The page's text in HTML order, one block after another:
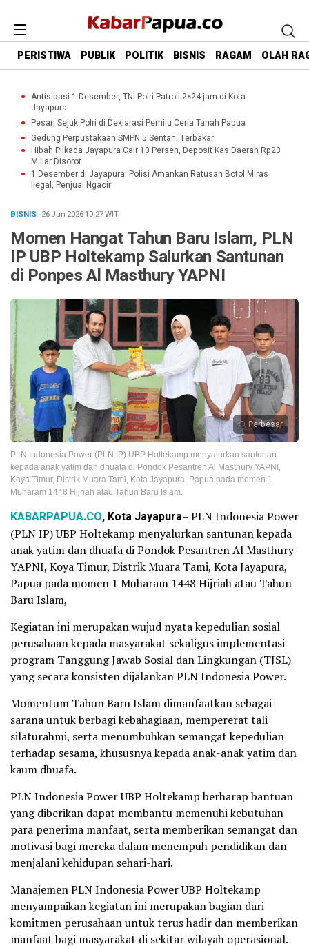
PERISTIWA PUBLIK POLITIK BISNIS RAGAM OLAH
Antisipasi 1 Desember, TNI Polri Patroli 2×24 jam di Kota
Jayapura
Pesan Sejuk Polri di Deklarasi Pemilu Ceria Tanah Papua
Gedung Perpustakaan SMPN 5 Sentani Terbakar
Hibah Pilkada Jayapura Cair 10 Persen, Deposit Kas Daerah Rp23
Miliar Disorot
1 Desember di Jayapura: Polisi Amankan Ratusan Botol Miras
Ilegal, Penjual Ngacir
BISNIS· 26 Jun 202610:27WIT
Momen Hangat Tahun Baru Islam, PLN
IP UBP Holtekamp Salurkan Santunan
di Ponpes Al Masthury YAPNI
Perbesar
PLN Indonesia Power (PLN IP) UBP Holtekamp menyalurkan santunan
kepada anak yatim dan dhuafa di Pondok Pesantren Al Masthury YAPNI,
Koya Timur, Distrik Muara Tami, Kota Jayapura, Papua pada momen 1
Muharam 1448 Hijriah atau Tahun Baru Islam.
KABARPAPUA.CO, Kota Jayapura– PLN Indonesia Power
(PLN IP) UBP Holtekamp menyalurkan santunan kepada
anak yatim dan dhuafa di Pondok Pesantren Al Masthury
YAPNI, Koya Timur, Distrik Muara Tami, Kota Jayapura,
Papua pada momen 1 Muharam 1448 Hijriah atau Tahun
Baru Islam,
Kegiatan ini merupakan wujud nyata kepedulian sosial
perusahaan kepada masyarakat sekaligus implementasi
program Tanggung Jawab Sosial dan Lingkungan (TJSL)
yang secara konsisten dijalankan PLN Indonesia Power.
Momentum Tahun Baru Islam dimanfaatkan sebagai
sarana untuk berbagi kebahagiaan, mempererat tali
silaturahmi, serta menumbuhkan semangat kepedulian
terhadap sesama, khususnya kepada anak-anak yatim dan
kaum dhuafa.
PLN Indonesia Power UBP Holtekamp berharap bantuan
yang diberikan dapat membantu memenuhi kebutuhan
para penerima manfaat, serta memberikan semangat dan
motivasi bagi mereka dalam menempuh pendidikan dan
menjalani kehidupan sehari-hari.
Manajemen PLN Indonesia Power UBP Holtekamp
menyampaikan kegiatan ini merupakan bagian dari
komitmen perusahaan untuk terus hadir dan memberikan
manfaat bagi masyarakat di sekitar wilayah operasional.